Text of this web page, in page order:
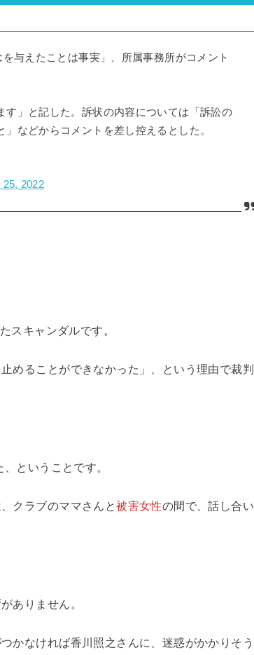
与えたことは事実」、所属事務所がコメント
」と記した。訴状の内容については「訴訟の
などからコメントを差し控えるとした。
25, 2022
スキャンダルです。
めることができなかった」、という理由で裁判
ということです。
クラブのママさんと被害女性の間で、話し合い
ありません。
かなければ香川照之さんに、迷惑がかかりそう